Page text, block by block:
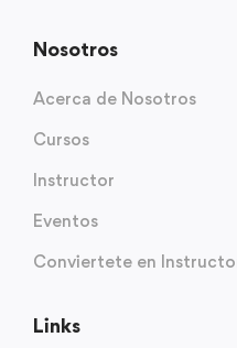
Nosotros
Acerca de Nosotros
Cursos
Instructor
Eventos
Conviertete en
Links